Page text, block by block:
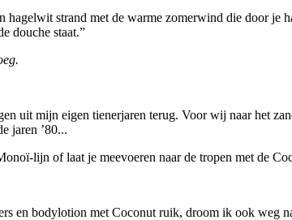
strand met de warme zomerwind die door je
douche staat.”
uit mijn eigen tienerjaren terug. Voor wij naar het
jaren ’80...
lijn of laat je meevoeren naar de tropen met de
en bodylotion met Coconut ruik, droom ik ook weg